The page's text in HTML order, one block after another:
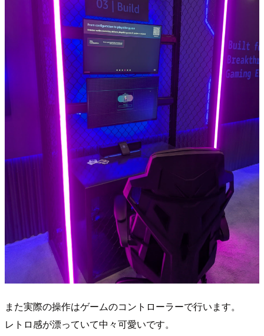
また実際の操作はゲームのコントローラーで行います。
レトロ感が漂っていて中々可愛いです。